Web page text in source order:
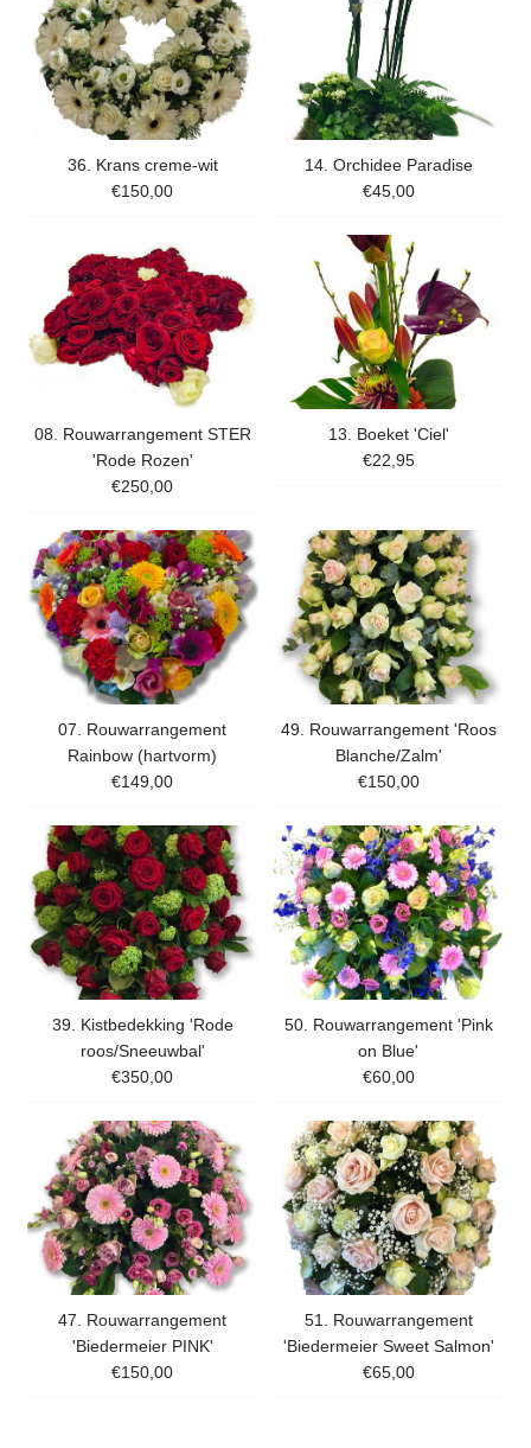
36. Krans creme-wit
€150,00
14. Orchidee Paradise
€45,00
08. Rouwarrangement STER
'Rode Rozen'
€250,00
13. Boeket 'Ciel'
€22,95
07. Rouwarrangement
Rainbow (hartvorm)
€149,00
49. Rouwarrangement 'Roos
Blanche/Zalm'
€150,00
39. Kistbedekking 'Rode
roos/Sneeuwbal'
€350,00
50. Rouwarrangement 'Pink
on Blue'
€60,00
47. Rouwarrangement
'Biedermeier PINK'
€150,00
51. Rouwarrangement
'Biedermeier Sweet Salmon'
€65,00